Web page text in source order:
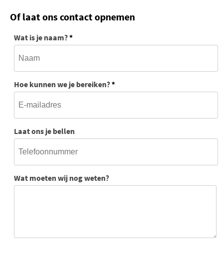
Of laat ons contact opnemen
Wat is je naam?*
Hoe kunnen we je bereiken?*
Laat ons je bellen
Wat moeten wij nog weten?